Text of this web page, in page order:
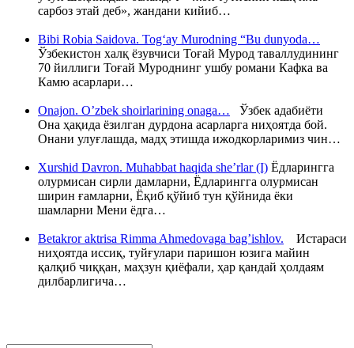
сарбоз этай деб», жандани кийиб…
Bibi Robia Saidova. Tog‘ay Murodning “Bu dunyoda…
Ўзбекистон халқ ёзувчиси Тоғай Мурод таваллудининг
70 йиллиги Тоғай Муроднинг ушбу романи Кафка ва
Камю асарлари…
Onajon. O’zbek shoirlarining onaga… Ўзбек адабиёти
Она ҳақида ёзилган дурдона асарларга ниҳоятда бой.
Онани улуғлашда, мадҳ этишда ижодкорларимиз чин…
Xurshid Davron. Muhabbat haqida she’rlar (I) Ёдларингга
олурмисан сирли дамларни, Ёдларингга олурмисан
ширин ғамларни, Ёқиб қўйиб тун қўйнида ёки
шамларни Мени ёдга…
Betakror aktrisa Rimma Ahmedovaga bag’ishlov. Истараси
ниҳоятда иссиқ, туйғулари паришон юзига майин
қалқиб чиққан, маҳзун қиёфали, ҳар қандай ҳолдаям
дилбарлигича…